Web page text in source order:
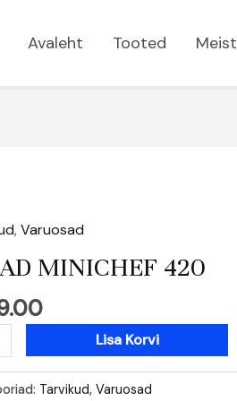
Avaleht Tooted Meist
,Varuosad
MINICHEF 420
Lisa Korvi
Tarvikud,Varuosad